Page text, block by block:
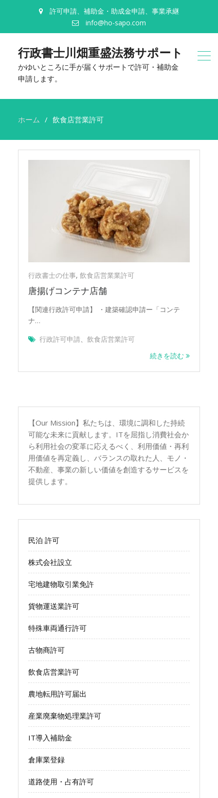
許可申請、補助金・助成金申請、事業承継
info@ho-sapo.com
行政書士川畑重盛法務サポート
かゆいところに手が届くサポートで許可・補助金
申請します。
ホーム 飲食店営業許可
飲
行政書士の仕事,飲食店営業業許可
唐揚げコンテナ店舗
【関連行政許可申請】 ・建築確認申請ー「コンテ
ナ…
行政許可申請、飲食店営業許可
続きを読む
【Our Mission】私たちは、環境に調和した持続
可能な未来に貢献します。ITを屈指し消費社会か
ら利用社会の変革に応えるべく、利用価値・再利
用価値を再定義し、バランスの取れた人、モノ・
不動産、事業の新しい価値を創造するサービスを
提供します。
民泊 許可
株式会社設立
宅地建物取引業免許
貨物運送業許可
特殊車両通行許可
古物商許可
飲食店営業許可
農地転用許可届出
産業廃棄物処理業許可
IT導入補助金
倉庫業登録
道路使用・占有許可